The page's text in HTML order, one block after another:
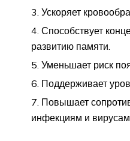
Ускоряет
Способствует
развитию памяти.
Уменьшает риск
Поддерживает
Повышает
инфекциям и вирусам.